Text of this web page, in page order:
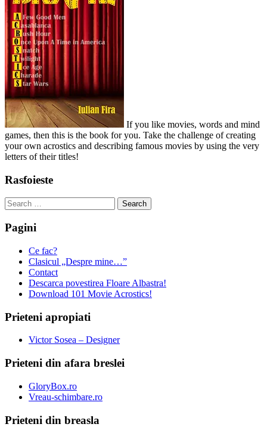
If you like movies, words and mind
games, then this is the book for you. Take the challenge of creating
your own acrostics and describing famous movies by using the very
letters of their titles!
Rasfoieste
Search
for:
Pagini
Ce fac?
Clasicul „Despre mine…”
Contact
Descarca povestirea Floare Albastra!
Download 101 Movie Acrostics!
Prieteni apropiati
Victor Sosea – Designer
Prieteni din afara breslei
GloryBox.ro
Vreau-schimbare.ro
Prieteni din breasla